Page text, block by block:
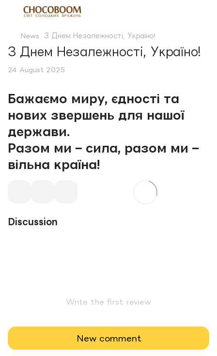
News З Днем Незалежності, Україно!
З Днем Незалежності, Україно!
24 August 2025
Бажаємо миру, єдності та
нових звершень для нашої
держави.
Разом ми – сила, разом ми –
вільна країна!
Discussion
Write the first review
New comment